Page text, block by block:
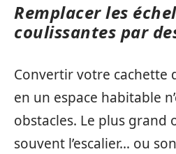
Remplacer les
coulissantes par
Convertir votre cachette
en un espace habitable
obstacles. Le plus grand
souvent l’escalier… ou